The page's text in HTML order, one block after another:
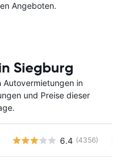
Angeboten.
Siegburg
in
und Preise dieser
6.4 (4356)